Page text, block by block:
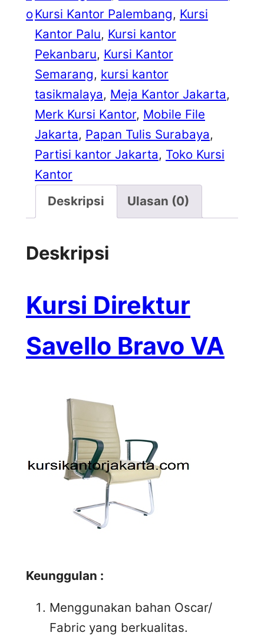
oKursi Kantor Palembang, Kursi
Kantor Palu, Kursi kantor
Pekanbaru, Kursi Kantor
Semarang, kursi kantor
tasikmalaya, Meja Kantor Jakarta
Merk Kursi Kantor, Mobile File
Jakarta, Papan Tulis Surabaya
Partisi kantor Jakarta, Toko Kursi
Kantor
Deskripsi
Ulasan (0)
Deskripsi
Kursi Direktur
Savello Bravo VA
Keunggulan :
Menggunakan bahan Oscar/
Fabric yang berkualitas.